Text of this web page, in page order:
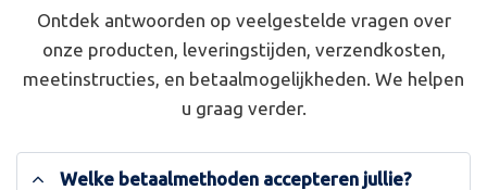
Ontdek antwoorden op veelgestelde vragen over
onze producten, leveringstijden, verzendkosten,
meetinstructies, en betaalmogelijkheden. We helpen
u graag verder.
Welke betaalmethoden accepteren jullie?